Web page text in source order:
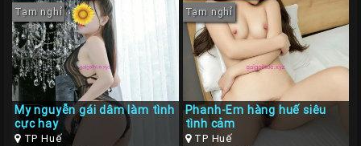
Tạm nghỉ
My nguyễn gái dâm làm tình
cực hay
TP Huế
Tạm nghỉ
Phanh-Em hàng huế siêu
tình cảm
TP Huế